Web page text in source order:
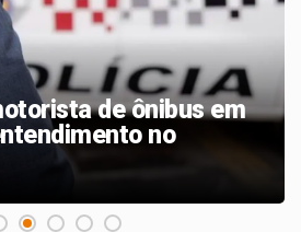
o recesso de fim
públicos